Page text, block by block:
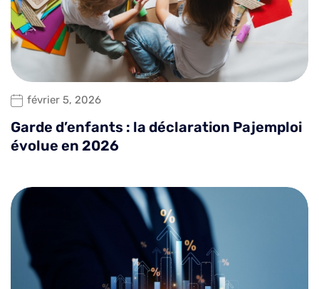
février 5, 2026
Garde d’enfants : la déclaration Pajemploi
évolue en 2026